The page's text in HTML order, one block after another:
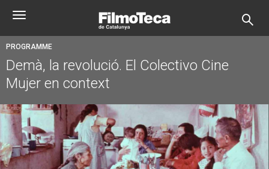
content
Toggle
PROGRAMME
Demà, la revolució. El Colectivo Cine
Mujer en context